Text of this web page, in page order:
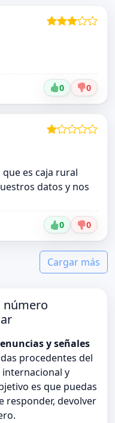
0 0
es caja rural
datos y nos
0 0
Cargar más
número
y señales
procedentes del
y
es que puedas
responder, devolver